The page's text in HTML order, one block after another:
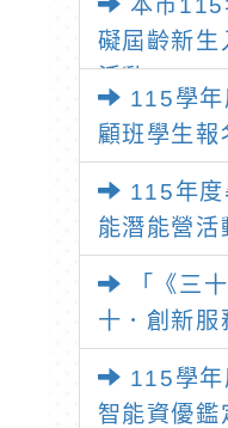
招考】
本市115
礙屆齡新生
活動
115學年
顧班學生報
115年度
能潛能營活
「《三
十．創新服
115學年
智能資優鑑
-身心障礙者
（CRPD）
東
殊
「